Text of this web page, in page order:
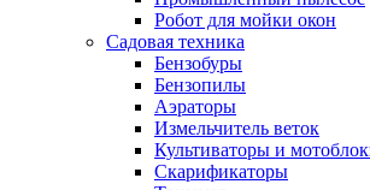
Робот для мойки окон
Садовая техника
Бензобуры
Бензопилы
Аэраторы
Измельчитель веток
Культиваторы и
Скарификаторы